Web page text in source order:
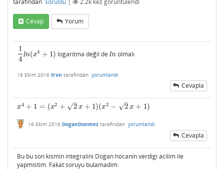
Cevap Yorum
1
4
ln(x4 + 1)
14ln(x4+ 1) logaritma değil deln
ln olmalı
16 Ekim 2016 trvn tarafından yorumlandı
Cevapla
x4 + 1 = (x2 + 2
–
√ x + 1)(x2 − 2
–
√ x + 1)
x4+1= (x 2+ 2x+1 )(x 2−2x+ 1)
16 Ekim 2016 DoganDonmez tarafından yorumlandı
Cevapla
Bu bu son kismin integralini Dogan hocanin verdigi acilim ile
yapmistim. Fakat soruyu bulamadim.